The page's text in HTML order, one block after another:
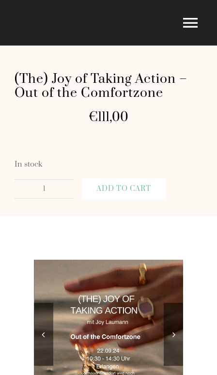
Über mich
Warenkorb
Mein Account
(The) Joy of Taking Action –
Out of the Comfortzone
€111,00
In stock
of
the
Comfortzone
quantity
ADD TO CART
 